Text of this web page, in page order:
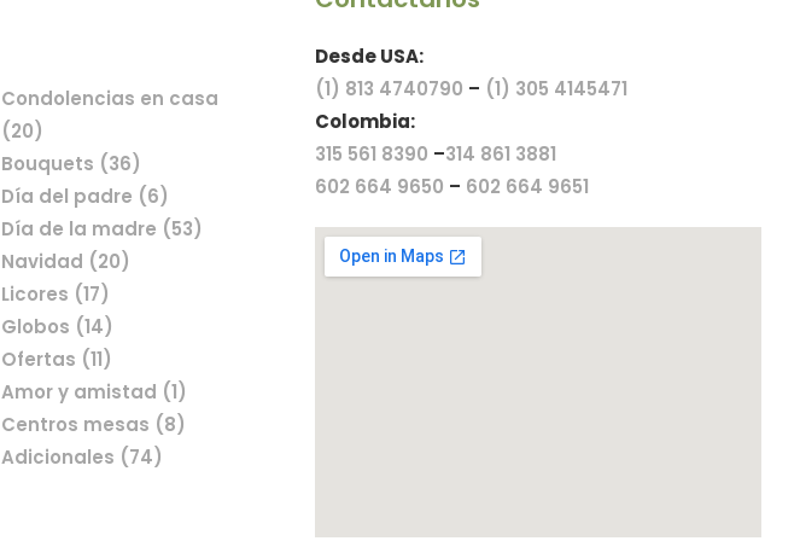
Condolencias en casa
(20)
Bouquets (36)
Día del padre (6)
Día de la madre (53)
Navidad (20)
Licores (17)
Globos (14)
Ofertas (11)
Amor y amistad (1)
Centros mesas (8)
Adicionales (74)
Desde USA:
(1) 813 4740790 – (1) 305 4145471
Colombia:
315 561 8390 –314 861 3881
602 664 9650 – 602 664 9651